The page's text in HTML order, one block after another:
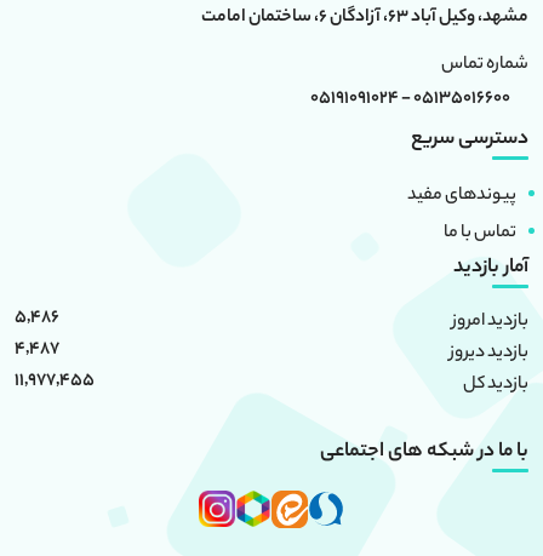
مشهد، وکیل آباد 63، آزادگان 6، ساختمان امامت
شماره تماس
05135016600 - 05191091024
دسترسی سریع
پیوندهای مفید
تماس با ما
آمار بازدید
بازدید امروز
5,486
بازدید دیروز
4,487
بازدید کل
11,977,455
با ما در شبکه های اجتماعی